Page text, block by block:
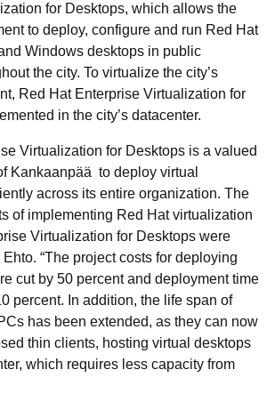
for Desktops, which allows the
to deploy, configure and run Red Hat
Windows desktops in public
the city. To virtualize the city’s
Red Hat Enterprise Virtualization for
in the city’s datacenter.
Virtualization for Desktops is a valued
Kankaanpää to deploy virtual
across its entire organization. The
of implementing Red Hat virtualization
Virtualization for Desktops were
Ehto. “The project costs for deploying
cut by 50 percent and deployment time
percent. In addition, the life span of
has been extended, as they can now
thin clients, hosting virtual desktops
which requires less capacity from